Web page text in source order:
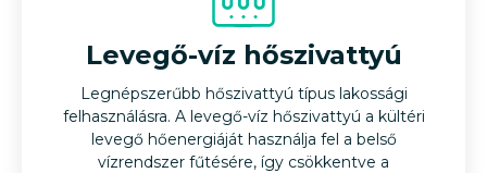
Levegő-víz hőszivattyú
Legnépszerűbb hőszivattyú típus lakossági
felhasználásra. A levegő-víz hőszivattyú a kültéri
levegő hőenergiáját használja fel a belső
vízrendszer fűtésére, így csökkentve a